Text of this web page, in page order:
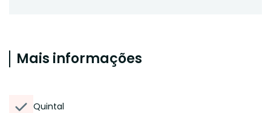
Mais informações
Quintal